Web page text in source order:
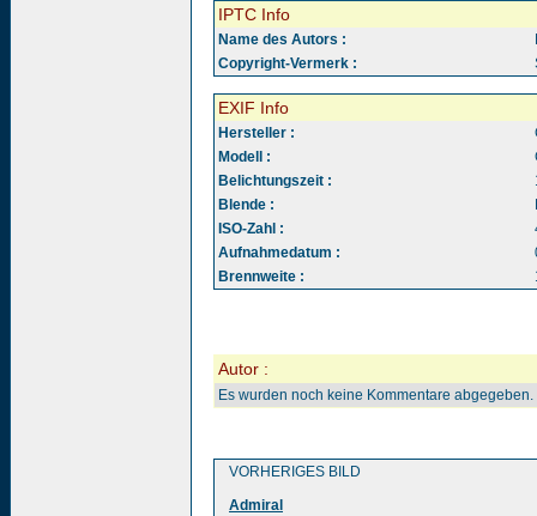
IPTC Info
Name des Autors :
Copyright-Vermerk :
EXIF Info
Hersteller :
Modell :
Belichtungszeit :
Blende :
ISO-Zahl :
Aufnahmedatum :
Brennweite :
Autor :
Es wurden noch keine Kommentare abgegeben.
VORHERIGES BILD
Admiral